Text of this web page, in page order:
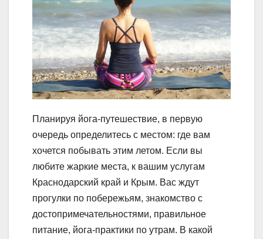
Планируя йога-путешествие, в первую
очередь определитесь с местом: где вам
хочется побывать этим летом. Если вы
любите жаркие места, к вашим услугам
Краснодарский край и Крым. Вас ждут
прогулки по побережьям, знакомство с
достопримечательностями, правильное
питание, йога-практики по утрам. В какой